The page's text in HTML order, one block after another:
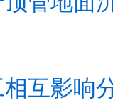
相互影响